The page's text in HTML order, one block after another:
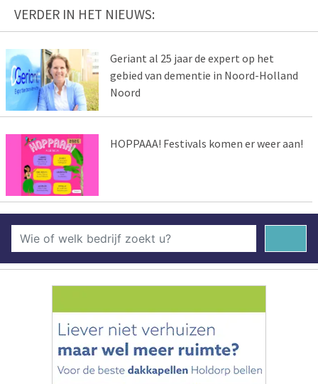
VERDER IN HET NIEUWS:
Geriant al 25 jaar de expert op het
gebied van dementie in Noord-Holland
Noord
HOPPAAA! Festivals komen er weer aan!